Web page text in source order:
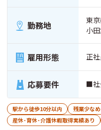
勤務地
東
小
雇用形態 正
応募要件 ■社
駅から徒歩10分以内 残業少なめ
産休･育休･介護休暇取得実績あり